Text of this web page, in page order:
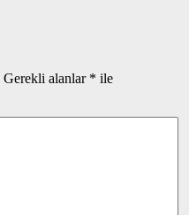
Gerekli alanlar * ile